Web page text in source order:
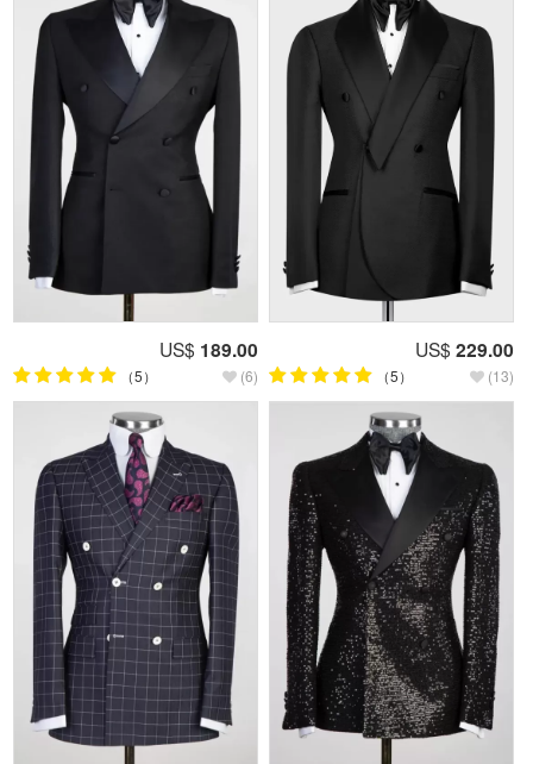
US$ 189.00
（5） (6)
US$ 229.00
（5） (13)